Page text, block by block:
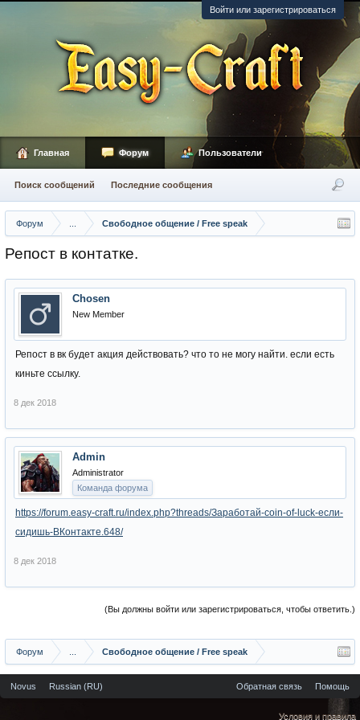
Войти или зарегистрироваться
Форум Свободное общение / Free speak
Репост в контатке.
Chosen
New Member
Репост в вк будет акция действовать? что то не могу найти. если есть
киньте ссылку.
8 дек 2018
Admin
Administrator
Команда форума
https://forum.easy-craft.ru/index.php?threads/Заработай-coin-of-luck-если-
сидишь-ВКонтакте.648/
8 дек 2018
(Вы должны войти или зарегистрироваться, чтобы ответить.)
Форум Свободное общение / Free speak
Главная Форум
Поиск сообщений Последние сообщения
Пользователи
Novus Russian (RU) Обратная связь Помощь
Условия и правила